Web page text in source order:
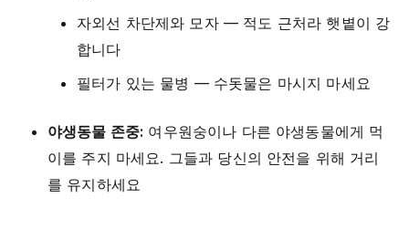
자외선 차단제와 모자 — 적도 근처라 햇볕이 강
합니다
필터가 있는 물병 — 수돗물은 마시지 마세요
야생동물 존중: 여우원숭이나 다른 야생동물에게 먹
이를 주지 마세요. 그들과 당신의 안전을 위해 거리
를 유지하세요